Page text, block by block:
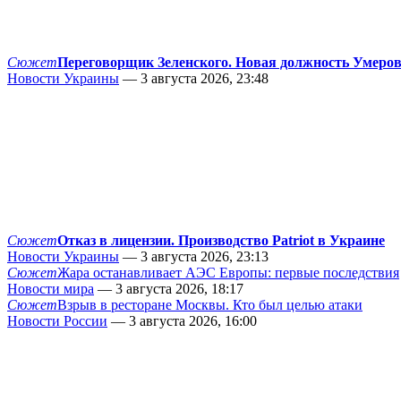
СюжетПереговорщик Зеленского. Новая должность
Новости Украины — 3 августа 2026, 23:48
СюжетОтказ в лицензии. Производство Patriot в Украине
Новости Украины — 3 августа 2026, 23:13
СюжетЖара останавливает АЭС Европы: первые последствия
Новости мира — 3 августа 2026, 18:17
СюжетВзрыв в ресторане Москвы. Кто был целью атаки
Новости России — 3 августа 2026, 16:00